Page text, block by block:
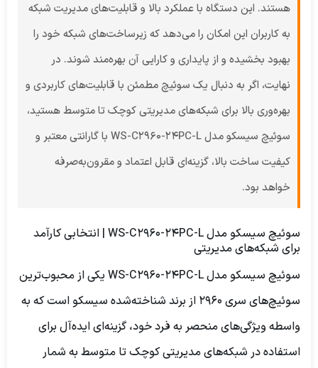
هستند. این دستگاه با عملکرد بالا و قابلیت‌های مدیریت شبکه
به کاربران این امکان را می‌دهد که زیرساخت‌های شبکه خود را
بهبود بخشیده و از پایداری و کارایی آن بهره‌مند شوند. در
نهایت، اگر به دنبال یک سوئیچ مطمئن با قابلیت‌های کاربردی و
بهره‌وری بالا برای شبکه‌های مدیریتی کوچک تا متوسط هستید،
سوئیچ سیسکو مدل WS-C2960-24PC-L با گارانتی معتبر و
کیفیت ساخت بالا، گزینه‌ای قابل اعتماد و مقرون‌به‌صرفه
خواهد بود.
سوئیچ سیسکو مدل WS-C2960-24PC-L | انتخابی کارآمد
برای شبکه‌های مدیریتی
سوئیچ سیسکو مدل WS-C2960-24PC-L یکی از محبوب‌ترین
سوئیچ‌های سری 2960 از برند شناخته‌شده سیسکو است که به
واسطه ویژگی‌های منحصر به فرد خود، گزینه‌ای ایده‌آل برای
استفاده در شبکه‌های مدیریتی کوچک تا متوسط به شمار